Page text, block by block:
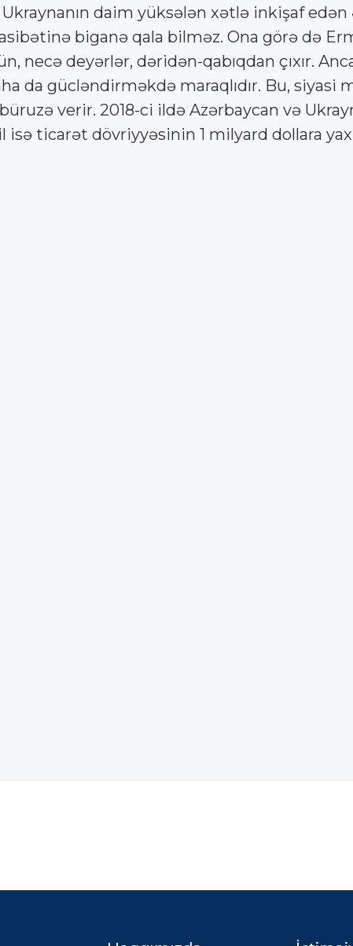
daim yüksələn xətlə inkişaf edən
biganə qala bilməz. Ona görə də
necə deyərlər, dəridən-qabıqdan çıxır.
da gücləndirməkdə maraqlıdır. Bu,
verir. 2018-ci ildə Azərbaycan və
ticarət dövriyyəsinin 1 milyard dollara